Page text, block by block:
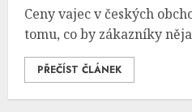
Ceny vajec v českých
tomu, co by zákazníky
PŘEČÍST ČLÁNEK